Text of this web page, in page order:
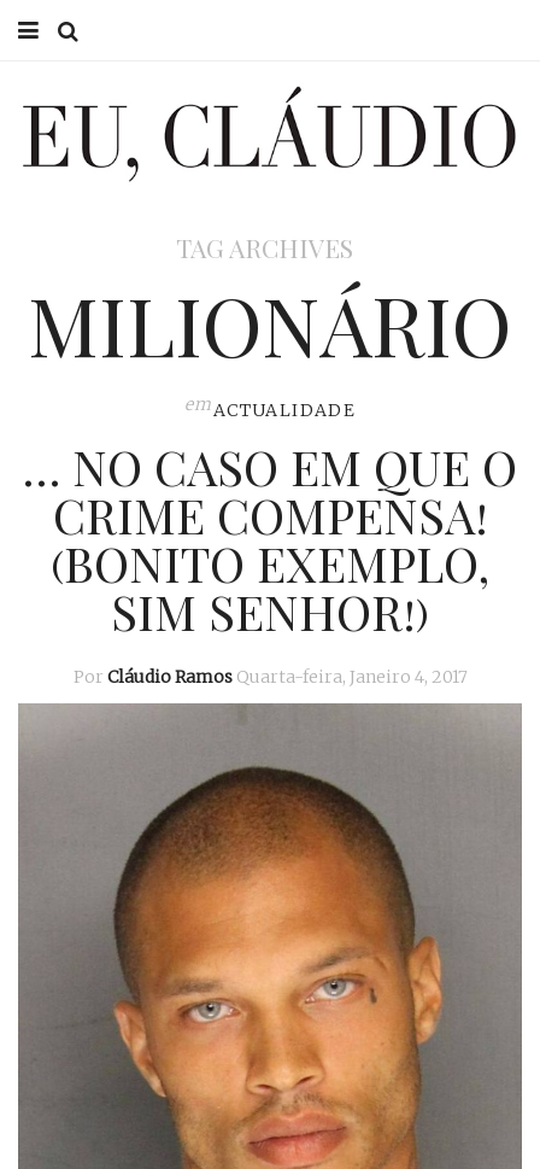
EU CLÁUDIO
EU, PAI
TAG ARCHIVES
MILIONÁRIO
emACTUALIDADE
… NO CASO EM QUE O
CRIME COMPENSA!
(BONITO EXEMPLO,
SIM SENHOR!)
Por Cláudio Ramos Quarta-feira, Janeiro 4, 2017